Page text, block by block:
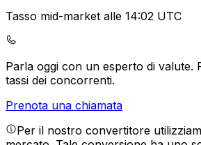
Tasso mid-market alle 14:02 UTC
Parla oggi con un esperto di valute.
tassi dei concorrenti.
Prenota una chiamata
Per il nostro convertitore